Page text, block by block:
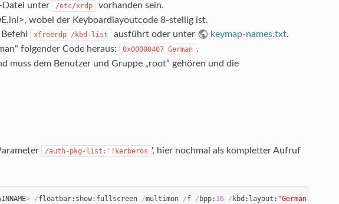
Datei unter
/etc/xrdp
vorhanden sein.
wobei der Keyboardlayoutcode 8-stellig ist.
xfreerdp /kbd-list ausführt oder unter keymap-names.txt.
folgender Code heraus:
0x00000407 German .
muss dem Benutzer und Gruppe „root“ gehören und die
/auth-pkg-list:'!kerberos ', hier nochmal als kompletter Aufruf
> /floatbar:show:fullscreen /multimon /f / bpp: 16 / kbd:layout: "German"